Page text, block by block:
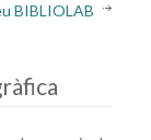
BIBLIOLAB